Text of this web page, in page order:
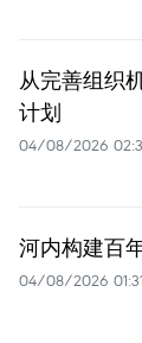
从完善组织
计划
04/08/2026
河内构建百
04/08/2026 01:31